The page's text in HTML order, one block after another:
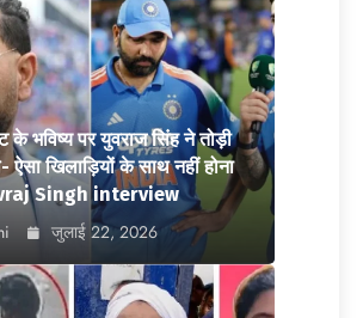
के भविष्य पर युवराज सिंह ने तोड़ी
ऐसा खिलाड़ियों के साथ नहीं होना
Singh interview
जुलाई 22, 2026